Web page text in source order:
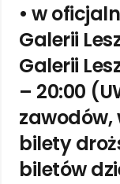
• w
Galerii
Galerii
– 20:00
zawodów,
bilety
biletów